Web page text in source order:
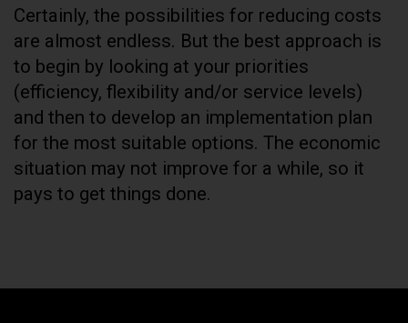
Certainly, the possibilities for reducing costs
are almost endless. But the best approach is
to begin by looking at your priorities
(efficiency, flexibility and/or service levels)
and then to develop an implementation plan
for the most suitable options. The economic
situation may not improve for a while, so it
pays to get things done.